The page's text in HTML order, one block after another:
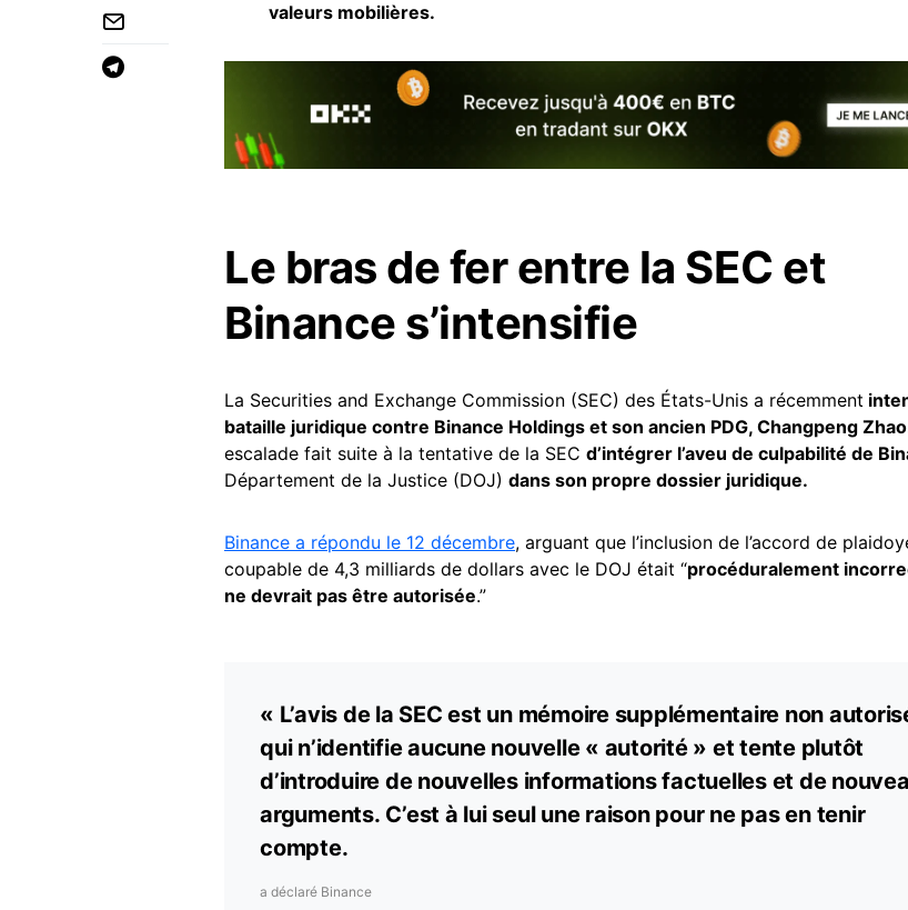
valeurs mobilières.
Le bras de fer entre la SEC et
Binance s’intensifie
La Securities and Exchange Commission (SEC) des États-Unis a récemment
bataille juridique contre Binance Holdings et son ancien PDG, Changpeng
escalade fait suite à la tentative de la SEC d’intégrer l’aveu de culpabilité de
Département de la Justice (DOJ) dans son propre dossier juridique.
Binance a répondu le 12 décembre, arguant que l’inclusion de l’accord de
coupable de 4,3 milliards de dollars avec le DOJ était “procéduralement
ne devrait pas être autorisée.”
« L’avis de la SEC est un mémoire supplémentaire non
qui n’identifie aucune nouvelle « autorité » et tente plutôt
d’introduire de nouvelles informations factuelles et de
arguments. C’est à lui seul une raison pour ne pas en tenir
compte.
a déclaré Binance